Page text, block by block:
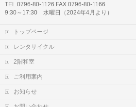
TEL.0796-80-1126 FAX.0796-80-1166
9:30～17:30 水曜日（2024年4月より）
トップページ
レンタサイクル
2階和室
ご利用案内
お知らせ